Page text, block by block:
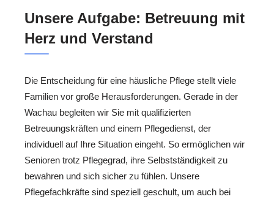
Unsere Aufgabe: Betreuung mit
Herz und Verstand
Die Entscheidung für eine häusliche Pflege stellt viele
Familien vor große Herausforderungen. Gerade in der
Wachau begleiten wir Sie mit qualifizierten
Betreuungskräften und einem Pflegedienst, der
individuell auf Ihre Situation eingeht. So ermöglichen wir
Senioren trotz Pflegegrad, ihre Selbstständigkeit zu
bewahren und sich sicher zu fühlen. Unsere
Pflegefachkräfte sind speziell geschult, um auch bei